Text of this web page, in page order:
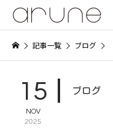
記事一覧 ブログ
15
NOV
2025
ブログ